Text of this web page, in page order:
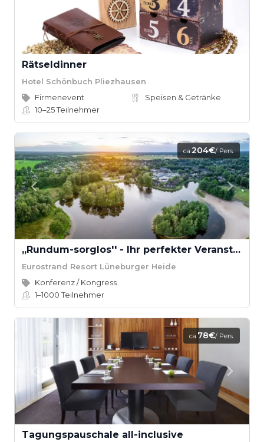
Rätseldinner
Hotel Schönbuch Pliezhausen
Firmenevent
Speisen & Getränke
10–25Teilnehmer
ca.204€/ Pers.
,,Rundum-sorglos'' - Ihr perfekter Veranstaltungstag
Eurostrand Resort Lüneburger Heide
Konferenz / Kongress
1–1000Teilnehmer
ca.78€/ Pers.
Tagungspauschale all-inclusive